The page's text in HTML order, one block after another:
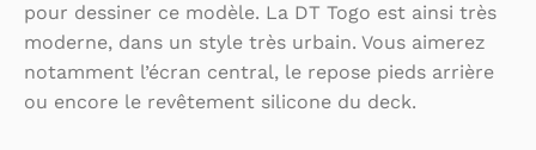
pour dessiner ce modèle. La DT Togo est ainsi très
moderne, dans un style très urbain. Vous aimerez
notamment l’écran central, le repose pieds arrière
ou encore le revêtement silicone du deck.